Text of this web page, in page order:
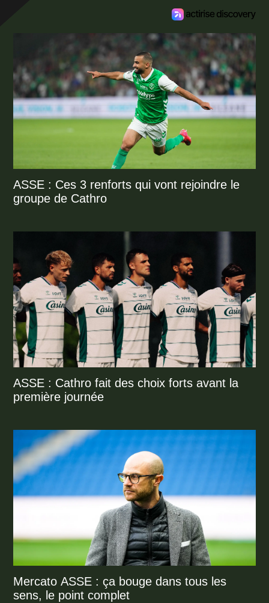
ASSE : Ces 3 renforts qui vont rejoindre le
groupe de Cathro
ASSE : Cathro fait des choix forts avant la
première journée
Mercato ASSE : ça bouge dans tous les
sens, le point complet